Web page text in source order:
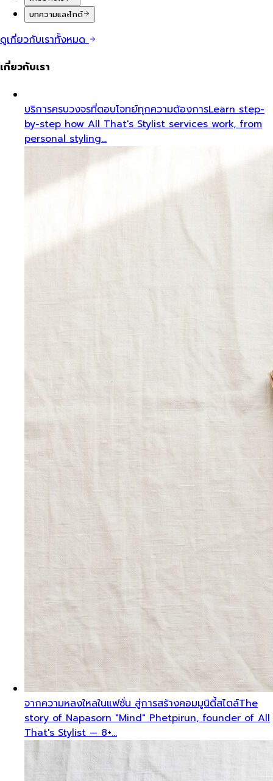
บทความและไกด์
ดูเกี่ยวกับเราทั้งหมด
เกี่ยวกับเรา
บริการครบวงจรที่ตอบโจทย์ทุกความต้องการLearn step-
by-step how All That's Stylist services work, from
personal styling…
จากความหลงใหลในแฟชั่น สู่การสร้างคอมมูนิตี้สไตล์The
story of Napasorn "Mind" Phetpirun, founder of All
That's Stylist — 8+…